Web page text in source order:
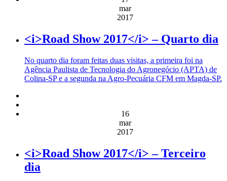
mar
2017
<i>Road Show 2017</i> – Quarto dia
No quarto dia foram feitas duas visitas, a primeira foi na
Agência Paulista de Tecnologia do Agronegócio (APTA) de
Colina-SP e a segunda na Agro-Pecuária CFM em Magda-SP.
16
mar
2017
<i>Road Show 2017</i> – Terceiro
dia